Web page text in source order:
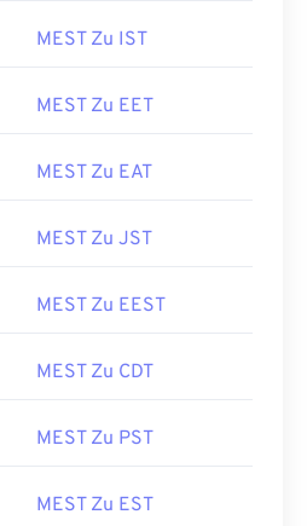
MEST Zu IST
MEST Zu EET
MEST Zu EAT
MEST Zu JST
MEST Zu EEST
MEST Zu CDT
MEST Zu PST
MEST Zu EST